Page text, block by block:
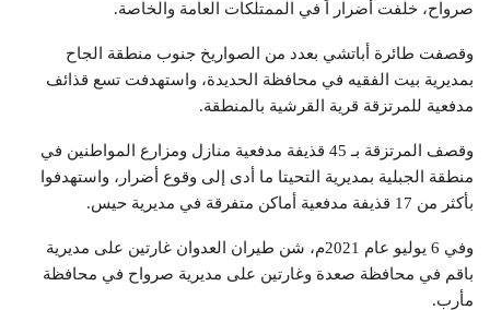
صرواح، خلفت أضرار اً في الممتلكات العامة والخاصة.
وقصفت طائرة أباتشي بعدد من الصواريخ جنوب منطقة الجاح
بمديرية بيت الفقيه في محافظة الحديدة، واستهدفت تسع قذائف
مدفعية للمرتزقة قرية القرشية بالمنطقة.
وقصف المرتزقة بـ 45 قذيفة مدفعية منازل ومزارع المواطنين في
منطقة الجبلية بمديرية التحيتا ما أدى إلى وقوع أضرار، واستهدفوا
بأكثر من 17 قذيفة مدفعية أماكن متفرقة في مديرية حيس.
وفي 6 يوليو عام 2021م، شن طيران العدوان غارتين على مديرية
باقم في محافظة صعدة وغارتين على مديرية صرواح في محافظة
مأرب.